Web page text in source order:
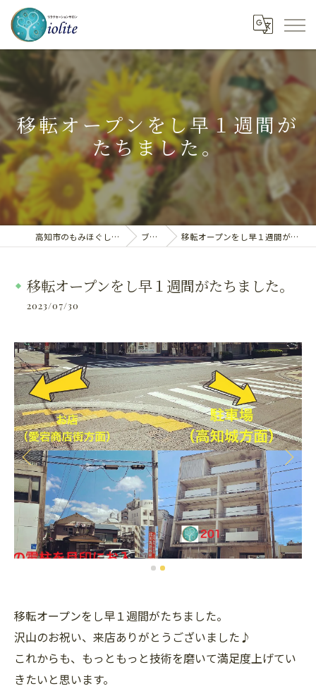
移転オープンをし早１週間が
たちました。
高知市のもみほぐしならiolite ブログ 移転オープンをし早１週間がたちました。
移転オープンをし早１週間がたちました。
2023/07/30
移転オープンをし早１週間がたちました。
沢山のお祝い、来店ありがとうございました♪
これからも、もっともっと技術を磨いて満足度上げてい
きたいと思います。